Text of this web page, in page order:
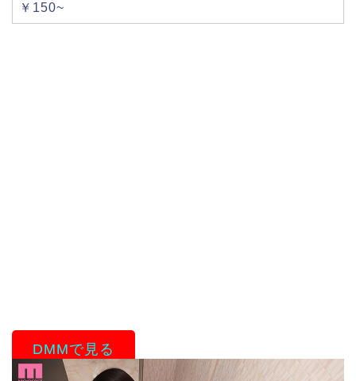
￥150~
DMMで見る